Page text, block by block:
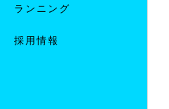
ランニング
採用情報